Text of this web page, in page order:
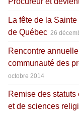
La fête de la
de Québec 26
Rencontre
communauté des
octobre 2014
Remise des
et de sciences